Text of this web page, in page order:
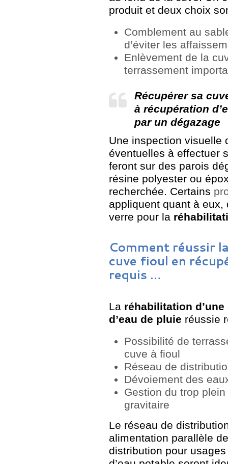
produit et deux choix
Comblement au
d’éviter les
Enlèvement de la
terrassement
Récupérer sa
à récupération
par un dégazage
Une inspection visuelle
éventuelles à effectuer
feront sur des parois
résine polyester ou
recherchée. Certains
appliquent quant à
verre pour la
Comment réussir
cuve fioul en
requis …
La réhabilitation
d’eau de pluie réussie
Possibilité de
cuve à fioul
Réseau de
Dévoiement des
Gestion du trop
gravitaire
Le réseau de
alimentation parallèle
distribution pour